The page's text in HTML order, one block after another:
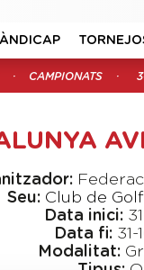
CAMPIONATS
Seu: Club de
Data inici:
Data fi: 31-
Modalitat: